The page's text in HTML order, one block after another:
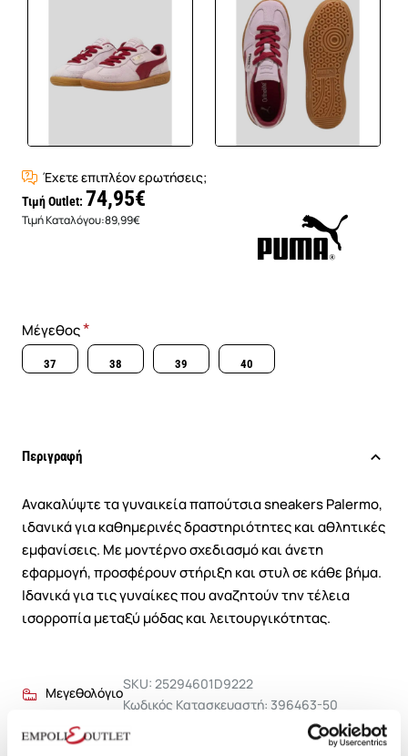
Έχετε επιπλέον ερωτήσεις;
Τιμή Outlet: 74,95€
Τιμή Καταλόγου:89,99€
Μέγεθος
37 38 39 40
Περιγραφή
Ανακαλύψτε τα γυναικεία παπούτσια sneakers Palermo,
ιδανικά για καθημερινές δραστηριότητες και αθλητικές
εμφανίσεις. Με μοντέρνο σχεδιασμό και άνετη
εφαρμογή, προσφέρουν στήριξη και στυλ σε κάθε βήμα.
Ιδανικά για τις γυναίκες που αναζητούν την τέλεια
ισορροπία μεταξύ μόδας και λειτουργικότητας.
Μεγεθολόγιο
SKU: 25294601D9222
Κωδικός Κατασκευαστή: 396463-50